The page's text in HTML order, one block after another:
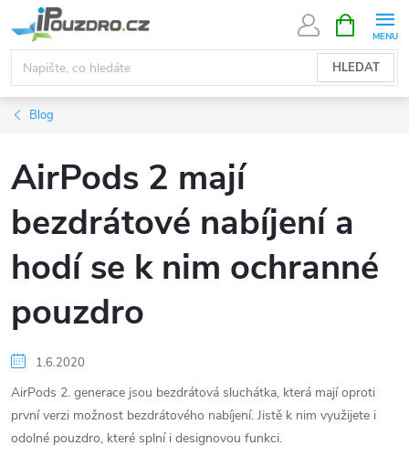
na
obsah
HLEDAT
NÁKUPNÍ
KOŠÍK
Blog
AirPods 2 mají
bezdrátové nabíjení a
hodí se k nim ochranné
pouzdro
1.6.2020
AirPods 2. generace jsou bezdrátová sluchátka, která mají oproti
první verzi možnost bezdrátového nabíjení. Jistě k nim využijete i
odolné pouzdro, které splní i designovou funkci.